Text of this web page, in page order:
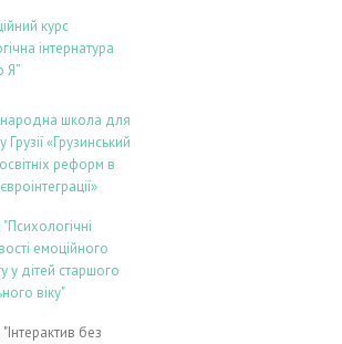
курс
інтернатура
Я”
школа для
Грузії «Грузинський
реформ в
емоційного
у дітей старшого
віку"
без